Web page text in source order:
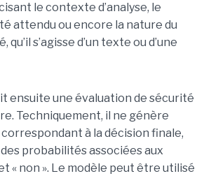
le contexte d’analyse, le
attendu ou encore la nature du
s’agisse d’un texte ou d’une
ensuite une évaluation de sécurité
Techniquement, il ne génère
correspondant à la décision finale,
probabilités associées aux
« non ». Le modèle peut être utilisé